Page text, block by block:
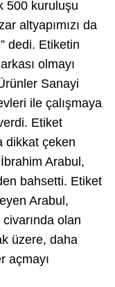
500 kuruluşu
altyapımızı da
dedi. Etiketin
olmayı
Sanayi
ile çalışmaya
Etiket
dikkat çeken
Arabul,
bahsetti. Etiket
Arabul,
olan
üzere, daha
açmayı